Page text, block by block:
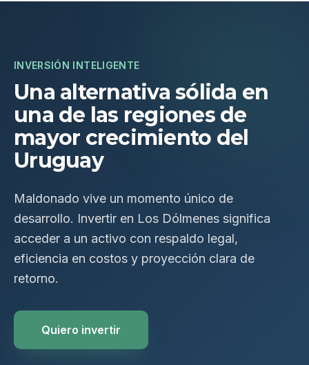
INVERSIÓN INTELIGENTE
Una alternativa sólida en
una de las regiones de
mayor crecimiento del
Uruguay
Maldonado vive un momento único de
desarrollo. Invertir en Los Dólmenes significa
acceder a un activo con respaldo legal,
eficiencia en costos y proyección clara de
retorno.
Quiero invertir